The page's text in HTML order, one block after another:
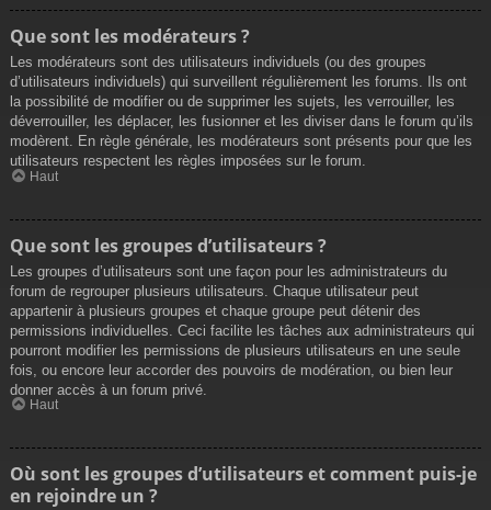
Que sont les modérateurs ?
Les modérateurs sont des utilisateurs individuels (ou des groupes
d’utilisateurs individuels) qui surveillent régulièrement les forums. Ils ont
la possibilité de modifier ou de supprimer les sujets, les verrouiller, les
déverrouiller, les déplacer, les fusionner et les diviser dans le forum qu’ils
modèrent. En règle générale, les modérateurs sont présents pour que les
utilisateurs respectent les règles imposées sur le forum.
Haut
Que sont les groupes d’utilisateurs ?
Les groupes d’utilisateurs sont une façon pour les administrateurs du
forum de regrouper plusieurs utilisateurs. Chaque utilisateur peut
appartenir à plusieurs groupes et chaque groupe peut détenir des
permissions individuelles. Ceci facilite les tâches aux administrateurs qui
pourront modifier les permissions de plusieurs utilisateurs en une seule
fois, ou encore leur accorder des pouvoirs de modération, ou bien leur
donner accès à un forum privé.
Haut
Où sont les groupes d’utilisateurs et comment puis-je
en rejoindre un ?